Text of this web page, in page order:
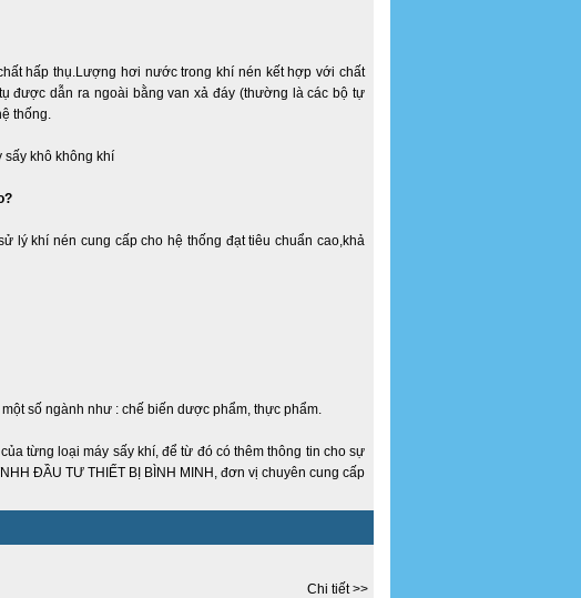
hấp thụ.Lượng hơi nước trong khí nén kết hợp với chất
được dẫn ra ngoài bằng van xả đáy (thường là các bộ tự
thống.
lý khí nén cung cấp cho hệ thống đạt tiêu chuẩn cao,khả
số ngành như : chế biến dược phẩm, thực phẩm.
từng loại máy sấy khí, để từ đó có thêm thông tin cho sự
ĐẦU TƯ THIẾT BỊ BÌNH MINH, đơn vị chuyên cung cấp
Chi tiết >>